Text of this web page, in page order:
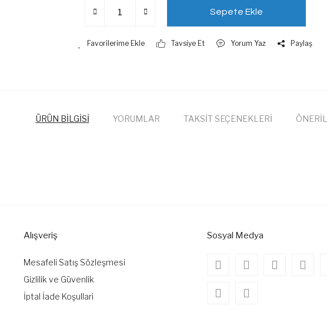
Sepete Ekle
Tavsiye Et Yorum Yaz Paylaş
ÜRÜN BİLGİSİ YORUMLAR TAKSİT SEÇENEKLERİ
Alışveriş
Mesafeli Satış Sözleşmesi
Gizlilik ve Güvenlik
İptal İade Koşullari
Sosyal Medya